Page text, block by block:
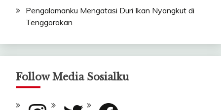
Pengalamanku Mengatasi Duri Ikan Nyangkut di
Tenggorokan
Follow Media Sosialku
Instagram Twitter Facebook